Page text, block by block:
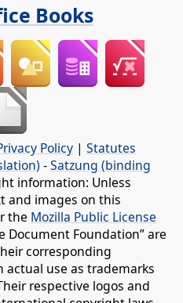
Books
Policy | Statutes
-Satzung (binding
information: Unless
and images on this
the Mozilla Public License
Document Foundation” are
corresponding
actual use as trademarks
respective logos and